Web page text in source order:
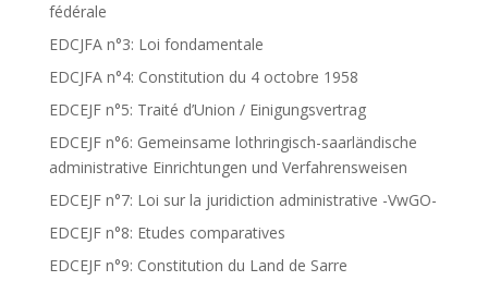
fédérale
EDCJFA n°3: Loi fondamentale
EDCJFA n°4: Constitution du 4 octobre 1958
EDCEJF n°5: Traité d’Union / Einigungsvertrag
EDCEJF n°6: Gemeinsame lothringisch-saarländische
administrative Einrichtungen und Verfahrensweisen
EDCEJF n°7: Loi sur la juridiction administrative -VwGO-
EDCEJF n°8: Etudes comparatives
EDCEJF n°9: Constitution du Land de Sarre